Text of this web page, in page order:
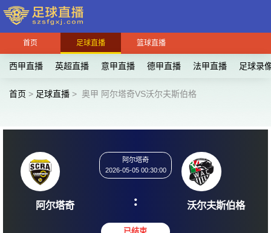
首页 足球直播 篮球直播
西甲直播 英超直播 意甲直播 德甲直播 法甲直播 足球录
首页 > 足球直播 > 奥甲 阿尔塔奇VS沃尔夫斯伯格
2026-05-05 00:30:00